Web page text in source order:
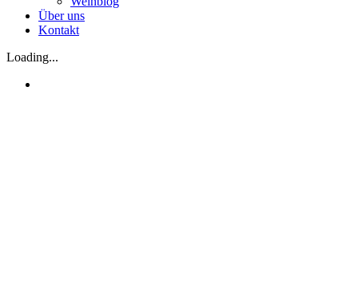
Über uns
Kontakt
Loading...